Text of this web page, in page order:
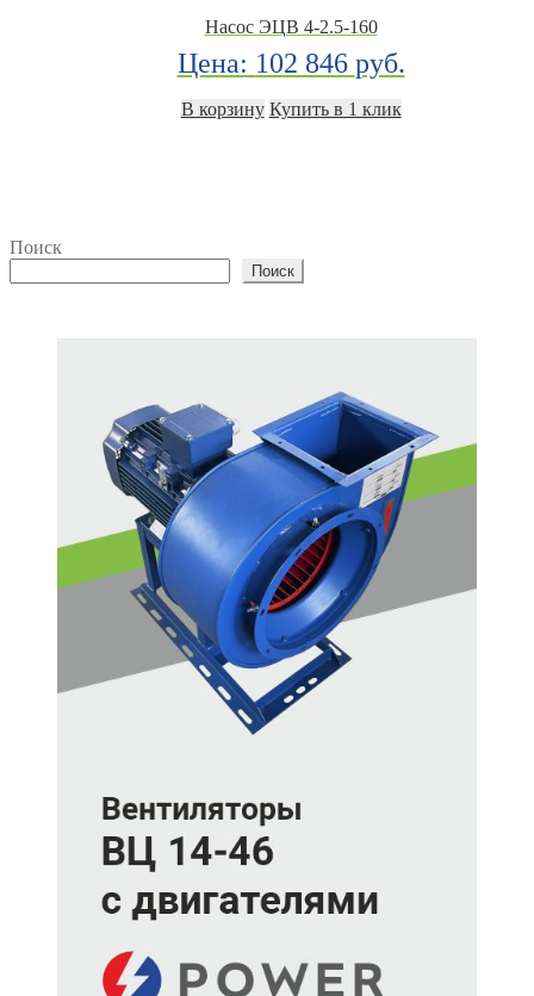
Насос ЭЦВ 4-2.5-160
Цена: 102 846 руб.
В корзину Купить в 1 клик
Поиск
Поиск